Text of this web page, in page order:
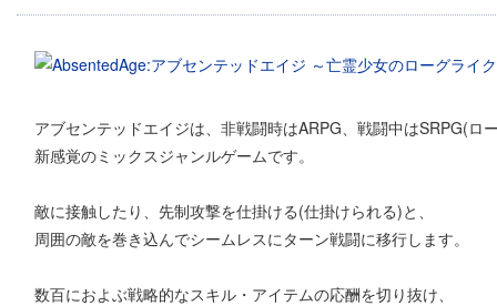
アブセンテッドエイジは、非戦闘時はARPG、戦闘中はSRPG(ロ
新感覚のミックスジャンルゲームです。
敵に接触したり、先制攻撃を仕掛ける(仕掛けられる)と、
周囲の敵を巻き込んでシームレスにターン戦闘に移行します。
数百におよぶ戦略的なスキル・アイテムの応酬を切り抜け、